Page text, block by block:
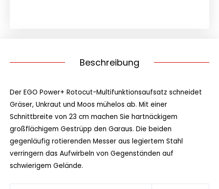
Beschreibung
Der EGO Power+ Rotocut-Multifunktionsaufsatz schneidet
Gräser, Unkraut und Moos mühelos ab. Mit einer
Schnittbreite von 23 cm machen Sie hartnäckigem
großflächigem Gestrüpp den Garaus. Die beiden
gegenläufig rotierenden Messer aus legiertem Stahl
verringern das Aufwirbeln von Gegenständen auf
schwierigem Gelände.